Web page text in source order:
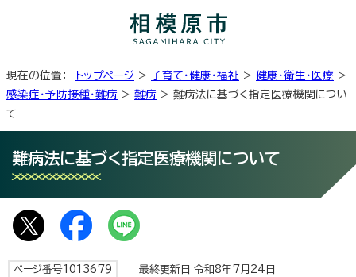
現在の位置： トップページ > 子育て・健康・福祉 > 健康・衛生・医療 >
感染症・予防接種・難病 > 難病 > 難病法に基づく指定医療機関につい
て
難病法に基づく指定医療機関について
ページ番号1013679 最終更新日 令和8年7月24日